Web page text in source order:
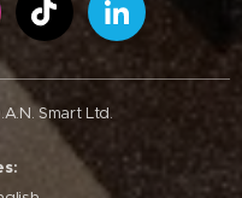
by Elfsight
Smart Ltd.